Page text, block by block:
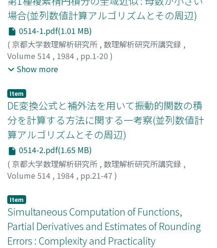
場合(並列数値計算アルゴリズムとその周辺)
0514-1.pdf(1.01 MB)
( 京都大学数理解析研究所 , 数理解析研究所講究録 ,
Volume 514 , 1984 , pp.1-20 )
久原, 秀夫;鳥居, 達生
スギウラ, ヒロシ
Show more
Item
DE変換公式と補外法を用いて振動的関数の積
分を計算する方法に関する一考察(並列数値計
算アルゴリズムとその周辺)
0514-2.pdf(1.65 MB)
( 京都大学数理解析研究所 , 数理解析研究所講究録 ,
Volume 514 , 1984 , pp.21-47 )
Item
Simultaneous Computation of Functions,
Partial Derivatives and Estimates of Rounding
Errors : Complexity and Practicality